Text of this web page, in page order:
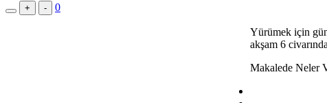
+ - 0
Yürümek için
akşam 6
Makalede Neler